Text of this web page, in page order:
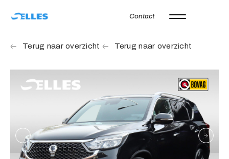
Contact
Home
Autoverhuur
Werkplaats
Over ons
Terug naar overzicht Terug naar overzicht